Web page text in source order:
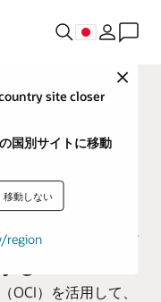
Close
site closer
国別サイトに移動
移動しない
region用して顧客
OCI）を活用して、